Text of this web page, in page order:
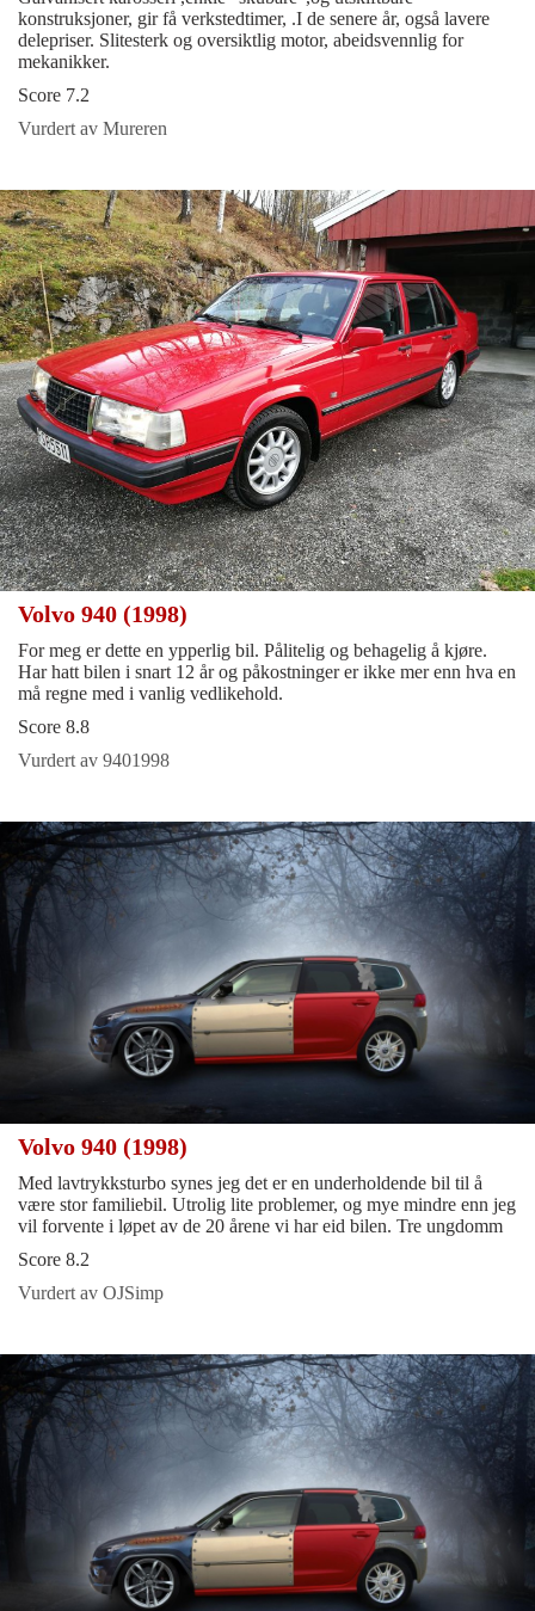
konstruksjoner, gir få verkstedtimer, .I de senere år, også lavere
delepriser. Slitesterk og oversiktlig motor, abeidsvennlig for
mekanikker.
Score 7.2
Vurdert av Mureren
Volvo 940 (1998)
For meg er dette en ypperlig bil. Pålitelig og behagelig å kjøre.
Har hatt bilen i snart 12 år og påkostninger er ikke mer enn hva en
må regne med i vanlig vedlikehold.
Score 8.8
Vurdert av 9401998
Volvo 940 (1998)
Med lavtrykksturbo synes jeg det er en underholdende bil til å
være stor familiebil. Utrolig lite problemer, og mye mindre enn jeg
vil forvente i løpet av de 20 årene vi har eid bilen. Tre ungdomm
Score 8.2
Vurdert av OJSimp